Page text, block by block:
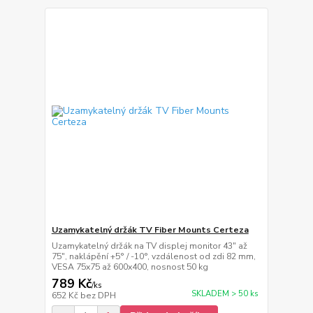
Uzamykatelný držák TV Fiber Mounts Certeza
Uzamykatelný držák na TV displej monitor 43" až
75", naklápění +5° / -10°, vzdálenost od zdi 82 mm,
VESA 75x75 až 600x400, nosnost 50 kg
789 Kč/ks
652 Kč bez DPH SKLADEM > 50 ks